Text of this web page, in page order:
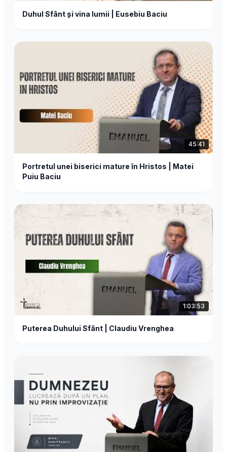
Duhul Sfânt și vina lumii | Eusebiu Baciu
45:41
Portretul unei biserici mature în Hristos | Matei
Puiu Baciu
1:03:53
Puterea Duhului Sfânt | Claudiu Vrenghea